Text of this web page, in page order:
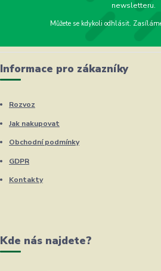
newsletteru.
Můžete se kdykoli odhlásit.
Informace pro zákazníky
Rozvoz
Jak nakupovat
Obchodní podmínky
GDPR
Kontakty
Kde nás najdete?